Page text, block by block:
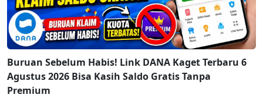
Buruan Sebelum Habis! Link DANA Kaget Terbaru 6
Agustus 2026 Bisa Kasih Saldo Gratis Tanpa
Premium